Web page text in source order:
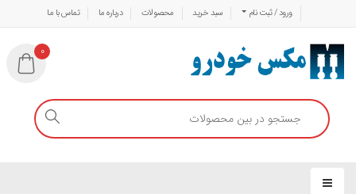
ورود / ثبت نام سبد خرید محصولات درباره ما تماس با ما
0